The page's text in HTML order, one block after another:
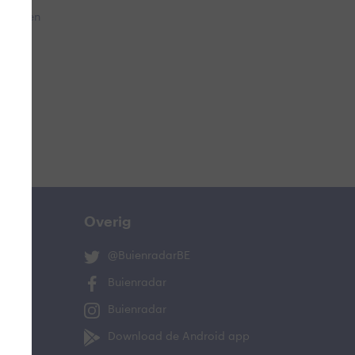
Overig
@BuienradarBE
Buienradar
Buienradar
Download de Android app